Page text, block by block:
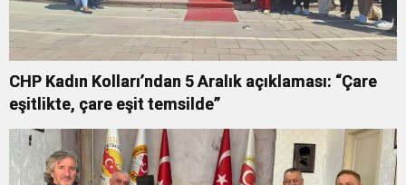
CHP Kadın Kolları’ndan 5 Aralık açıklaması: “Çare
eşitlikte, çare eşit temsilde”